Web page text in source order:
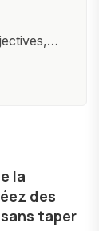
à
la
et à
la
des
taper